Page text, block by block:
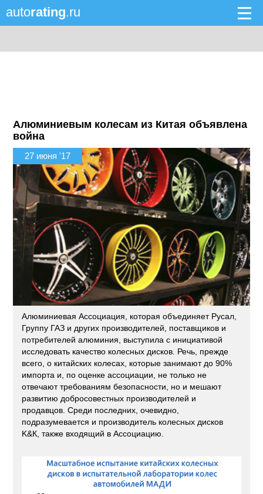
autorating.ru
Алюминиевым колесам из Китая объявлена
война
27 июня '17
Алюминиевая Ассоциация, которая объединяет Русал,
Группу ГАЗ и других производителей, поставщиков и
потребителей алюминия, выступила с инициативой
исследовать качество колесных дисков. Речь, прежде
всего, о китайских колесах, которые занимают до 90%
импорта и, по оценке ассоциации, не только не
отвечают требованиям безопасности, но и мешают
развитию добросовестных производителей и
продавцов. Среди последних, очевидно,
подразумевается и производитель колесных дисков
K&К, также входящий в Ассоциацию.